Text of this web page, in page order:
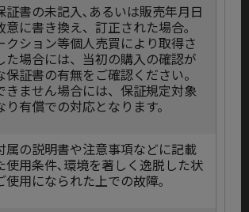
証書の未記入､あるいは販売年月日
意に書き換え、訂正された場合｡
ション等個人売買により取得さ
た場合には、当初の購入の確認が
保証書の有無をご確認ください。
きません場合には、保証規定対象
り有償での対応となります。
属の説明書や注意事項などに記載
使用条件､環境を著しく逸脱した状
使用になられた上での故障｡